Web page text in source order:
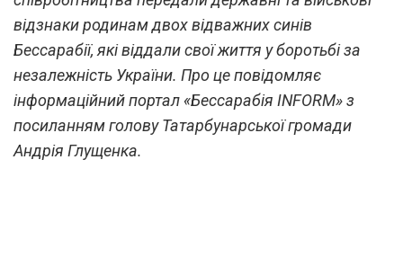
відзнаки родинам двох відважних синів
Бессарабії, які віддали свої життя у боротьбі за
незалежність України. Про це повідомляє
інформаційний портал «Бессарабія INFORM» з
посиланням голову Татарбунарської громади
Андрія Глущенка.